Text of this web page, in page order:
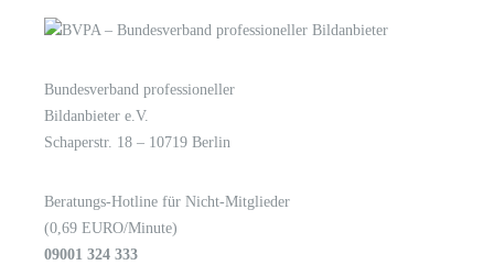
Bundesverband professioneller
Bildanbieter e.V.
Schaperstr. 18 – 10719 Berlin
Beratungs-Hotline für Nicht-Mitglieder
(0,69 EURO/Minute)
09001 324 333